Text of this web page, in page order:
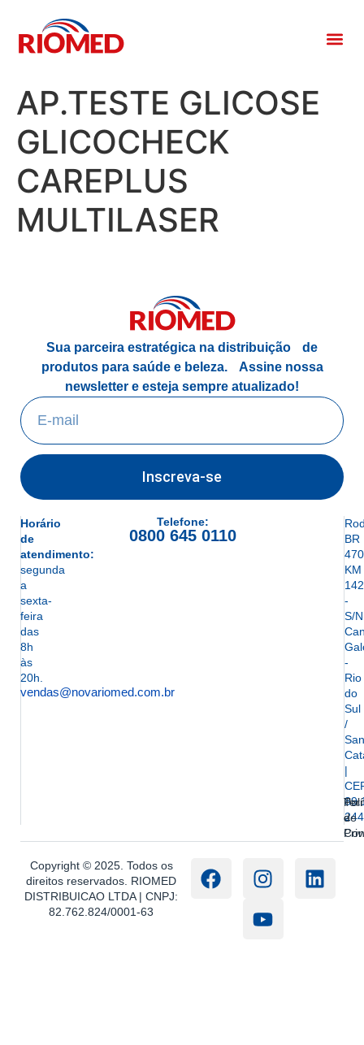
AP.TESTE GLICOSE
GLICOCHECK
CAREPLUS
MULTILASER
Sua parceira estratégica na distribuição de
produtos para saúde e beleza. Assine nossa
newsletter e esteja sempre atualizado!
Inscreva-se
Horário
de
atendimento:
segunda
a
sexta-
feira
das
8h
às
20h.
vendas@novariomed.com.br
Telefone:
0800 645 0110
BR
KM
142
-
S/
-
Rio
do
Sul
/
|
244
e
de
Copyright © 2025. Todos os
direitos reservados. RIOMED
DISTRIBUICAO LTDA | CNPJ:
82.762.824/0001-63